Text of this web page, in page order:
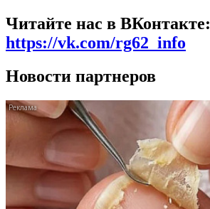
Читайте нас в ВКонтакте:
https://vk.com/rg62_info
Новости партнеров